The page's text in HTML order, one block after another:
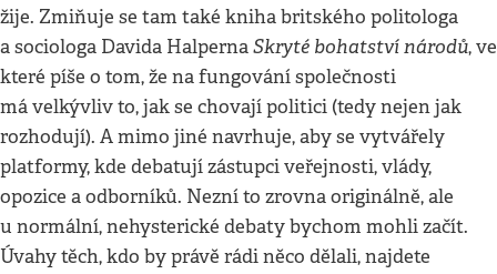
žije. Zmiňuje se tam také kniha britského politologa
a sociologa Davida HalpernaSkryté bohatství národů, ve
které píše o tom, že na fungování společnosti
má velkývliv to, jak se chovají politici (tedy nejen jak
rozhodují). A mimo jiné navrhuje, aby se vytvářely
platformy, kde debatují zástupci veřejnosti, vlády,
opozice a odborníků. Nezní to zrovna originálně, ale
u normální, nehysterické debaty bychom mohli začít.
Úvahy těch, kdo by právě rádi něco dělali, najdete